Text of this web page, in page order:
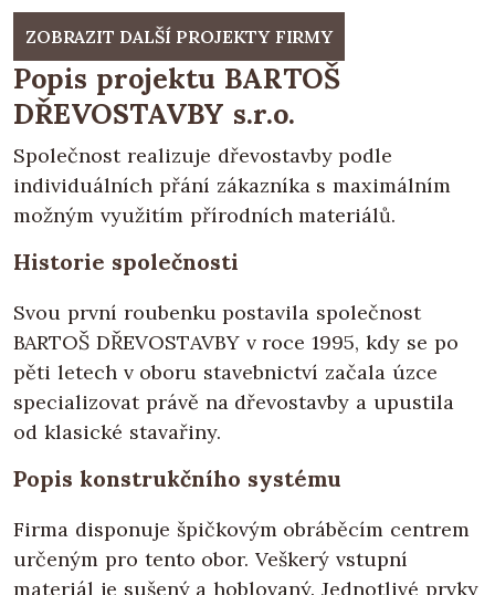
ZOBRAZIT DALŠÍ PROJEKTY FIRMY
Popis projektu BARTOŠ
DŘEVOSTAVBY s.r.o.
Společnost realizuje dřevostavby podle
individuálních přání zákazníka s maximálním
možným využitím přírodních materiálů.
Historie společnosti
Svou první roubenku postavila společnost
BARTOŠ DŘEVOSTAVBY v roce 1995, kdy se po
pěti letech v oboru stavebnictví začala úzce
specializovat právě na dřevostavby a upustila
od klasické stavařiny.
Popis konstrukčního systému
Firma disponuje špičkovým obráběcím centrem
určeným pro tento obor. Veškerý vstupní
materiál je sušený a hoblovaný. Jednotlivé prvky